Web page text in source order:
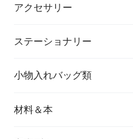
長財布
アクセサリー
イヤリング＆ピアス
バングル＆ブレスレット
ステーショナリー
名刺入れ
小物入れバッグ類
バッグ
材料＆本